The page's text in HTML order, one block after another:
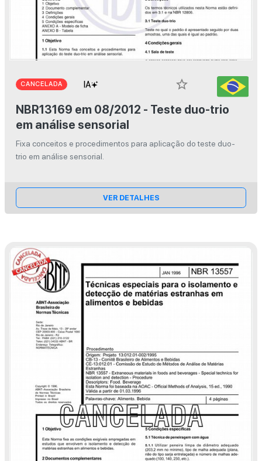
CANCELADA
star_border
NBR13169 em 08/2012 - Teste duo-trio
em análise sensorial
Fixa conceitos e procedimentos para aplicação do teste duo-
trio em análise sensorial.
VER DETALHES